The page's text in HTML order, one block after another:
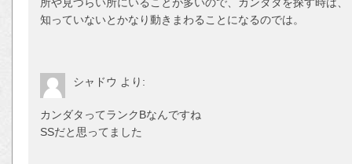
知っていないとかなり動きまわることになるのでは。
シャドウ より:
カンダタってランクBなんですね
SSだと思ってました